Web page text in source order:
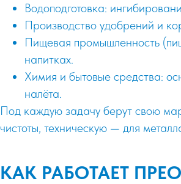
Водоподготовка:
Производство удобрений и
Пищевая промышленность
напитках.
Химия и бытовые средства:
налёта.
Под каждую задачу берут свою
чистоты, техническую — для
КАК РАБОТАЕТ